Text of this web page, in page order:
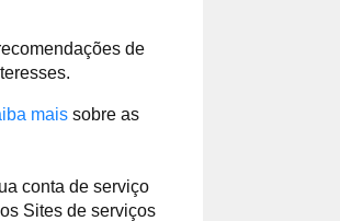
de
mais sobre as
conta de serviço
Sites de serviços